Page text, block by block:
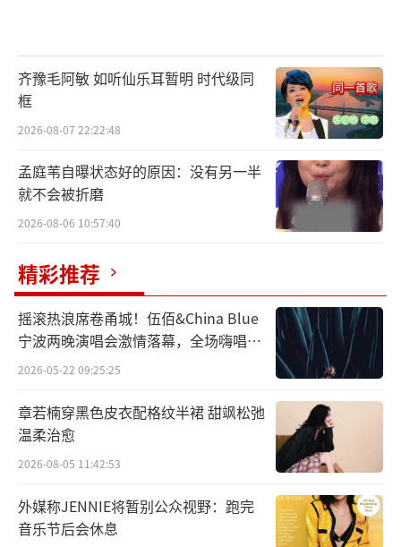
齐豫毛阿敏 如听仙乐耳暂明 时代级同
框
2026-08-07 22:22:48
孟庭苇自曝状态好的原因：没有另一半
就不会被折磨
2026-08-06 10:57:40
精彩推荐
摇滚热浪席卷甬城！伍佰&China Blue
宁波两晚演唱会激情落幕，全场嗨唱氛
围炸裂
2026-05-22 09:25:25
章若楠穿黑色皮衣配格纹半裙 甜飒松弛
温柔治愈
2026-08-05 11:42:53
外媒称JENNIE将暂别公众视野：跑完
音乐节后会休息